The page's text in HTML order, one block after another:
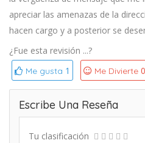
apreciar las amenazas de la
hacen cargo y a posterior se
¿Fue esta revisión ...?
Me gusta 1 Me Divierte 0
Escribe Una Reseña
Tu clasificación